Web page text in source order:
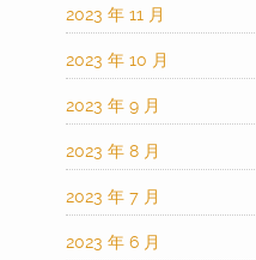
2023 年 11 月
2023 年 10 月
2023 年 9 月
2023 年 8 月
2023 年 7 月
2023 年 6 月